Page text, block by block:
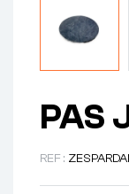
PAS
REF :